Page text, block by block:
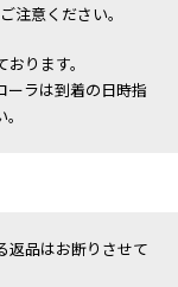
注意ください。
ります。
ラは到着の日時指
返品はお断りさせて